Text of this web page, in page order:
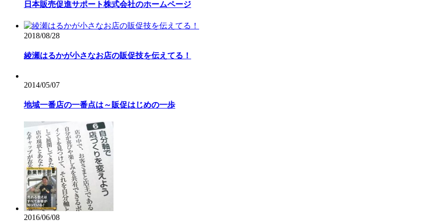
日本販売促進サポート株式会社のホームページ
2018/08/28
綾瀬はるかが小さなお店の販促技を伝えてる！
2014/05/07
地域一番店の一番点は～販促はじめの一歩
2016/06/08